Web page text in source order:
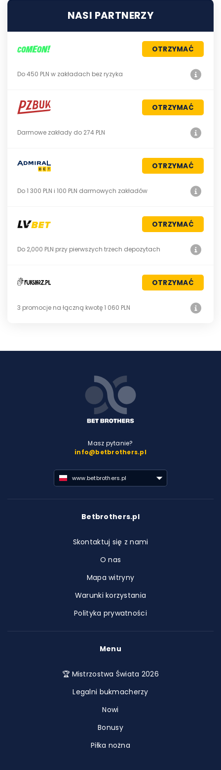
NASI PARTNERZY
OTRZYMAĆ
Do 450 PLN w zakładach bez ryzyka
OTRZYMAĆ
Darmowe zakłady do 274 PLN
OTRZYMAĆ
Do 1 300 PLN i 100 PLN darmowych zakładów
OTRZYMAĆ
Do 2,000 PLN przy pierwszych trzech depozytach
OTRZYMAĆ
3 promocje na łączną kwotę 1 060 PLN
Masz pytanie?
info@betbrothers.pl
www.betbrothers.pl
Betbrothers.pl
Skontaktuj się z nami
O nas
Mapa witryny
Warunki korzystania
Polityka prywatności
Menu
🏆 Mistrzostwa Świata 2026
Legalni bukmacherzy
Nowi
Bonusy
Piłka nożna